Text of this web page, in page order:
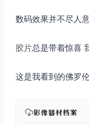
数码效果并不尽人
胶片总是带着惊喜
这是我看到的佛罗伦
影像器材档案